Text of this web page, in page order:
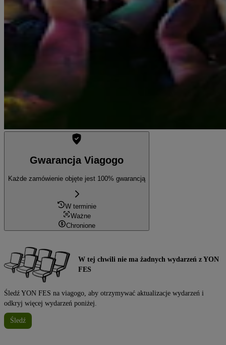
Gwarancja Viagogo
Każde zamówienie objęte jest 100% gwarancją
W terminie
Ważne
Chronione
W tej chwili nie ma żadnych wydarzeń z YON
FES
Śledź YON FES na viagogo, aby otrzymywać aktualizacje wydarzeń i
odkryj więcej wydarzeń poniżej.
Śledź